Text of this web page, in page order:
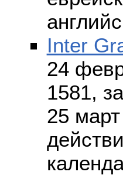
Inter
24
1581,
25